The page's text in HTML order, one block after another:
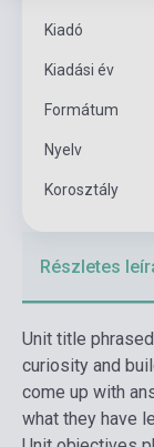
Kiadó
Kiadási év
Formátum
Nyelv
Korosztály
Részletes
Unit title
curiosity and
come up with
what they have